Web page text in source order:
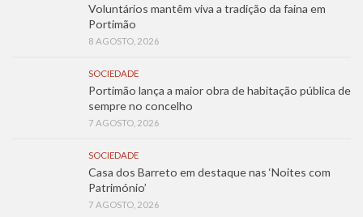
Voluntários mantêm viva a tradição da faina em
Portimão
8 AGOSTO, 2026
SOCIEDADE
Portimão lança a maior obra de habitação pública de
sempre no concelho
7 AGOSTO, 2026
SOCIEDADE
Casa dos Barreto em destaque nas ‘Noites com
Património’
7 AGOSTO, 2026